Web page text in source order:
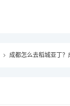
成都怎么去稻城亚丁？